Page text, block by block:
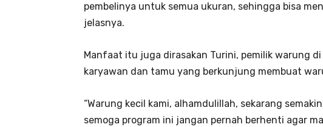
pembelinya untuk semua ukuran, sehingga bisa
jelasnya.
Manfaat itu juga dirasakan Turini, pemilik warung
karyawan dan tamu yang berkunjung membuat
“Warung kecil kami, alhamdulillah, sekarang
semoga program ini jangan pernah berhenti agar